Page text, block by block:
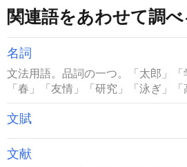
関連語をあわせて調べ
名詞
文法用語。品詞の一つ。「太郎」「
「春」「友情」「研究」「泳ぎ」
文賦
文献